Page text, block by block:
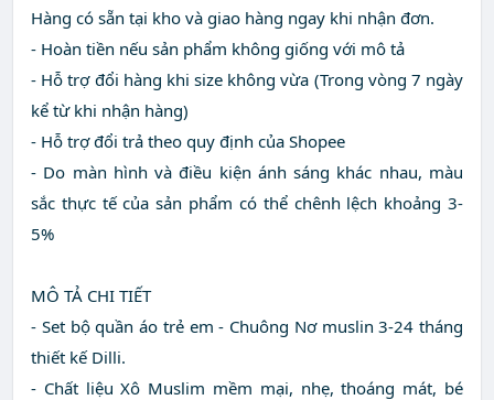
Hàng có sẵn tại kho và giao hàng ngay khi nhận đơn.
- Hoàn tiền nếu sản phẩm không giống với mô tả
- Hỗ trợ đổi hàng khi size không vừa (Trong vòng 7 ngày
kể từ khi nhận hàng)
- Hỗ trợ đổi trả theo quy định của Shopee
- Do màn hình và điều kiện ánh sáng khác nhau, màu
sắc thực tế của sản phẩm có thể chênh lệch khoảng 3-
5%
MÔ TẢ CHI TIẾT
- Set bộ quần áo trẻ em - Chuông Nơ muslin 3-24 tháng
thiết kế Dilli.
- Chất liệu Xô Muslim mềm mại, nhẹ, thoáng mát, bé